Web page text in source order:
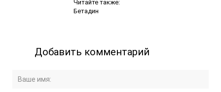
Читайте также:
Бетадин
Добавить комментарий